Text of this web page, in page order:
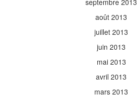
septembre 2013
août 2013
juillet 2013
juin 2013
mai 2013
avril 2013
mars 2013